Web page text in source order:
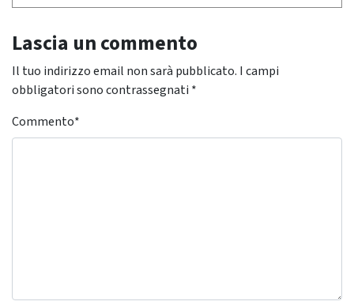
Lascia un commento
Il tuo indirizzo email non sarà pubblicato. I campi
obbligatori sono contrassegnati *
Commento*